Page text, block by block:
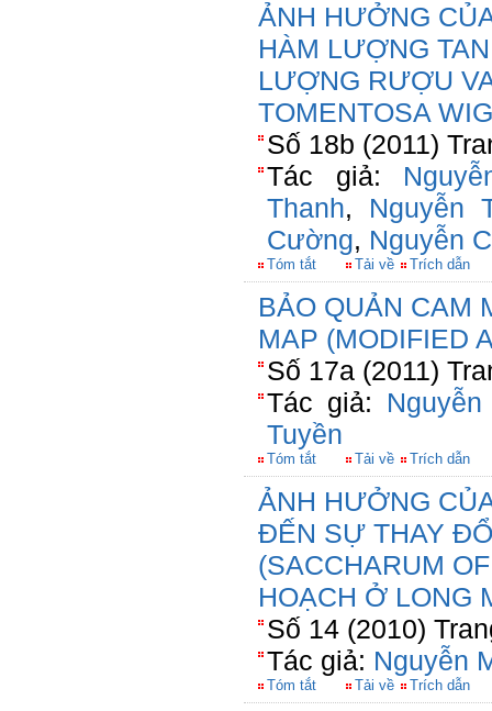
ẢNH HƯỞNG
HÀM LƯỢNG
LƯỢNG RƯỢU
TOMENTOSA
Số 18b (2011)
Tác giả:
Thanh, Nguyễn
Cường, Nguyễn
Tóm tắt Tải về Trích dẫn
BẢO QUẢN CAM
MAP (MODIFIED
Số 17a (2011)
Tác giả:
Tuyền
Tóm tắt Tải về Trích dẫn
ẢNH HƯỞNG
ĐẾN SỰ THAY
(SACCHARUM
HOẠCH Ở LONG
Số 14 (2010)
Tác giả: Nguyễn
Tóm tắt Tải về Trích dẫn